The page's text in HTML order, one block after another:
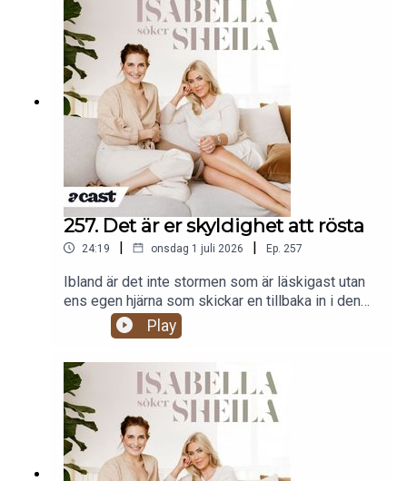
säga helt orimliga saker, och drömmen om
svenska badstränder och att bli en riktig hyrox-
brud i höst. Produceras av More Than Words
257. Det är er skyldighet att rösta
24:19 | onsdag 1 juli 2026 | Ep. 257
Ibland är det inte stormen som är läskigast utan
ens egen hjärna som skickar en tillbaka in i den
gungande båten efter ett par AirPods. Bella
berättar om natten i Kroatien som slutade med
blev upplockade av främmande män på bryggan.
Och så en son som växte flera centimeter av att
våga tänka själv om vad han faktiskt tror
på.Produceras av More Than Words
Play